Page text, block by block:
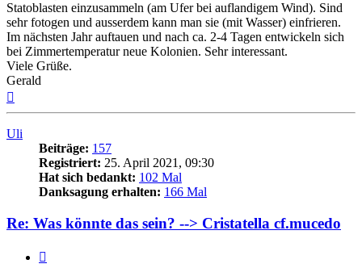
Statoblasten einzusammeln (am Ufer bei auflandigem Wind). Sind
sehr fotogen und ausserdem kann man sie (mit Wasser) einfrieren.
Im nächsten Jahr auftauen und nach ca. 2-4 Tagen entwickeln sich
bei Zimmertemperatur neue Kolonien. Sehr interessant.
Viele Grüße.
Gerald
Uli
Beiträge: 157
Registriert: 25. April 2021, 09:30
Hat sich bedankt: 102 Mal
Danksagung erhalten: 166 Mal
Re: Was könnte das sein? --> Cristatella cf.mucedo